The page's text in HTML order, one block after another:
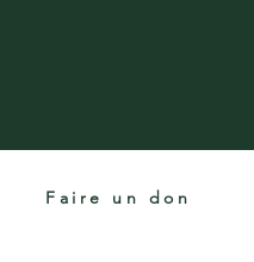
Faire un don